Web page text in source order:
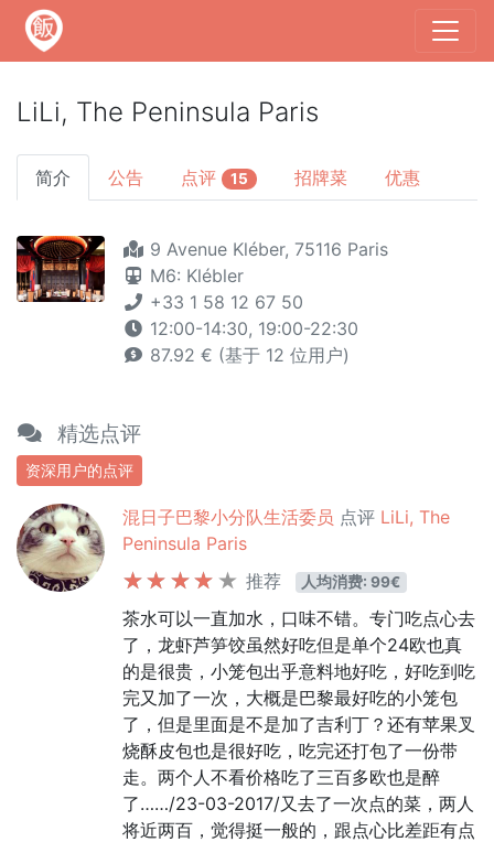
LiLi, The Peninsula Paris
简介 公告 点评 15 招牌菜 优惠
9 Avenue Kléber, 75116 Paris
M6: Klébler
+33 1 58 12 67 50
12:00-14:30, 19:00-22:30
87.92 € (基于 12 位用户)
精选点评
资深用户的点评
混日子巴黎小分队生活委员 点评 LiLi, The
Peninsula Paris
推荐
人均消费: 99€
茶水可以一直加水，口味不错。专门吃点心去
了，龙虾芦笋饺虽然好吃但是单个24欧也真
的是很贵，小笼包出乎意料地好吃，好吃到吃
完又加了一次，大概是巴黎最好吃的小笼包
了，但是里面是不是加了吉利丁？还有苹果叉
烧酥皮包也是很好吃，吃完还打包了一份带
走。两个人不看价格吃了三百多欧也是醉
了……/23-03-2017/又去了一次点的菜，两人
将近两百，觉得挺一般的，跟点心比差距有点